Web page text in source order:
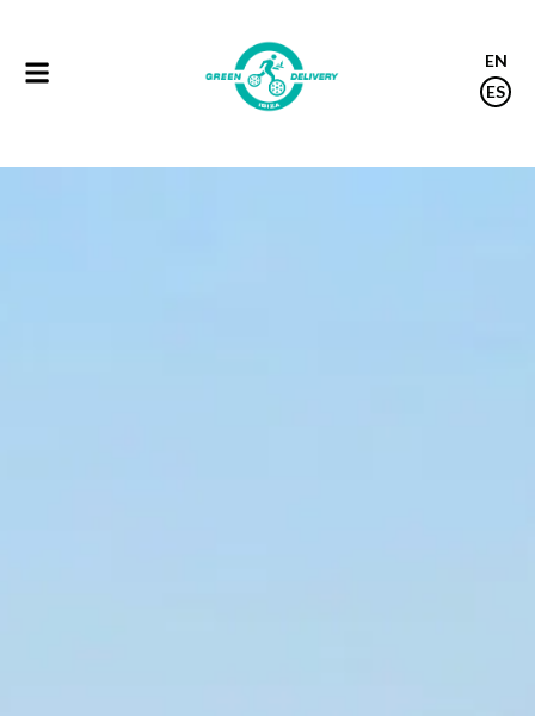
EN
ES
Reparto de comida
a domicilio en Ibiza